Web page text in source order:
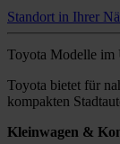
Standort in Ihrer
Toyota Modelle im
Toyota bietet für
kompakten
Kleinwagen &